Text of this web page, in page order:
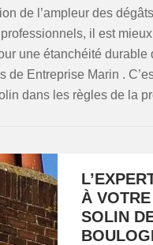
de l’ampleur des
il est
une étanchéité
de Entreprise Marin .
dans les règles de la
À
SOLIN